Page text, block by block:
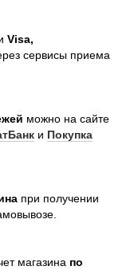
Visa,
сервисы приема
можно на сайте
и Покупка
при получении
магазина по